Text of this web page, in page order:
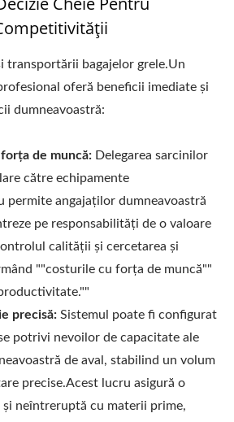
transportării bagajelor grele.Un
oferă beneficii imediate și
dumneavoastră:
de muncă: Delegarea sarcinilor
către echipamente
permite angajaților dumneavoastră
pe responsabilități de o valoare
calității și cercetarea și
""costurile cu forța de muncă""
precisă: Sistemul poate fi configurat
potrivi nevoilor de capacitate ale
de aval, stabilind un volum
precise.Acest lucru asigură o
neîntreruptă cu materii prime,